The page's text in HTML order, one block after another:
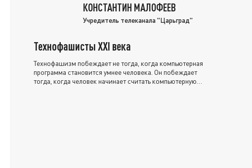
КОНСТАНТИН МАЛОФЕЕВ
Учредитель телеканала "Царьград"
Технофашисты XXI века
Технофашизм побеждает не тогда, когда компьютерная
программа становится умнее человека. Он побеждает
тогда, когда человек начинает считать компьютерную